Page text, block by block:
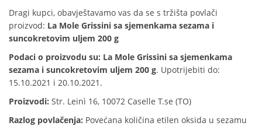
Dragi kupci, obavještavamo vas da se s tržišta povlači
proizvod: La Mole Grissini sa sjemenkama sezama i
suncokretovim uljem 200 g
Podaci o proizvodu su: La Mole Grissini sa sjemenkama
sezama i suncokretovim uljem 200 g. Upotrijebiti do:
15.10.2021 i 20.10.2021.
Proizvodi: Str. Leinì 16, 10072 Caselle T.se (TO)
Razlog povlačenja: Povećana količina etilen oksida u sezamu